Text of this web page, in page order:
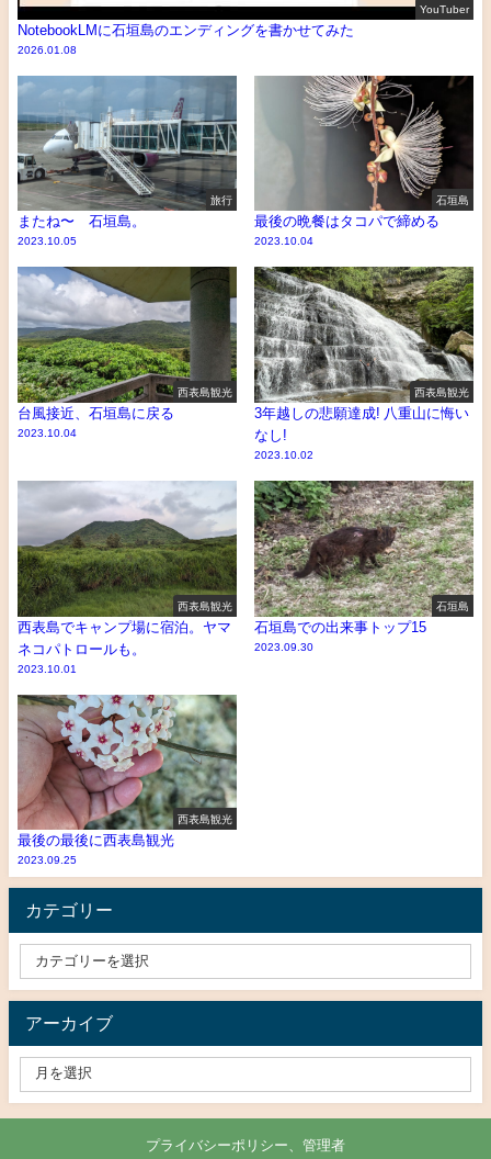
YouTuber
NotebookLMに石垣島のエンディングを書かせてみた
2026.01.08
旅行
またね〜 石垣島。
2023.10.05
石垣島
最後の晩餐はタコパで締める
2023.10.04
西表島観光
台風接近、石垣島に戻る
2023.10.04
西表島観光
3年越しの悲願達成! 八重山に悔い
なし!
2023.10.02
西表島観光
西表島でキャンプ場に宿泊。ヤマ
ネコパトロールも。
2023.10.01
石垣島
石垣島での出来事トップ15
2023.09.30
西表島観光
最後の最後に西表島観光
2023.09.25
カテゴリー
アーカイブ
プライバシーポリシー、管理者